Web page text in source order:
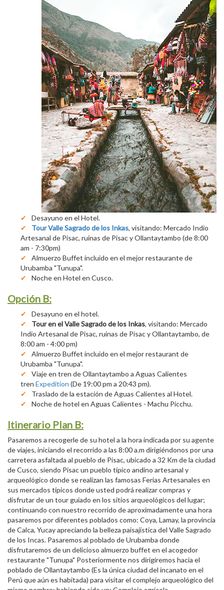
Desayuno en el Hotel.
Tour Valle Sagrado de los Inkas, visitando: Mercado Indio
Artesanal de Pisac, ruinas de Pisac y Ollantaytambo (de 8:00
am - 7:30pm)
Almuerzo Buffet incluido en el mejor restaurante de
Urubamba "Tunupa".
Noche en Hotel en Cusco.
Opción B:
Desayuno en el hotel.
Tour en el Valle Sagrado de los Inkas, visitando: Mercado
Indio Artesanal de Pisac, ruinas de Pisac y Ollantaytambo, de
8:00 am - 4:00 pm)
Almuerzo Buffet incluido en el mejor restaurant de
Urubamba "Tunupa".
Viaje en tren de Ollantaytambo a Aguas Calientes
tren Expedition (De 19:00 pm a 20:43 pm).
Traslado de la estación de Aguas Calientes al Hotel.
Noche de hotel en Aguas Calientes - Machu Picchu.
Itinerario Plan B:
Pasaremos a recogerle de su hotel a la hora indicada por su agente
de viajes, iniciando el recorrido a las 8:00 a.m dirigiéndonos por una
carretera asfaltada al pueblo de Pisac, ubicado a 32 Km de la ciudad
de Cusco, siendo Pisac un pueblo típico andino artesanal y
arqueológico donde se realizan las famosas Ferias Artesanales en
sus mercados típicos donde usted podrá realizar compras y
disfrutar de un tour guiado en los sitios arqueológicos del lugar;
continuando con nuestro recorrido de aproximadamente una hora
pasaremos por diferentes poblados como: Coya, Lamay, la provincia
de Calca, Yucay apreciando la belleza paisajística del Valle Sagrado
de los Incas. Pasaremos al poblado de Urubamba donde
disfrutaremos de un delicioso almuerzo buffet en el acogedor
restaurante "Tunupa" Posteriormente nos dirigiremos hacia el
poblado de Ollantaytambo (Es la única ciudad del incanato en el
Perú que aún es habitada) para visitar el complejo arqueológico del